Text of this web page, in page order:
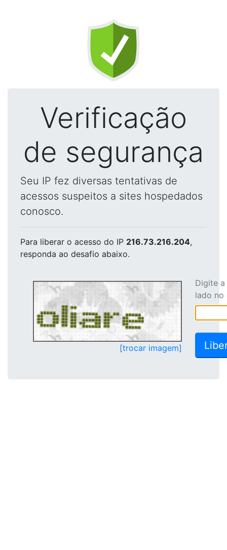
Verificação
de segurança
Seu IP fez diversas tentativas de
acessos suspeitos a sites hospedados
conosco.
Para liberar o acesso do IP 216.73.216.204,
responda ao desafio abaixo.
[trocar imagem]
Digite
lado no